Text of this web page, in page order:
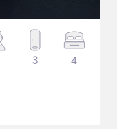
3 4